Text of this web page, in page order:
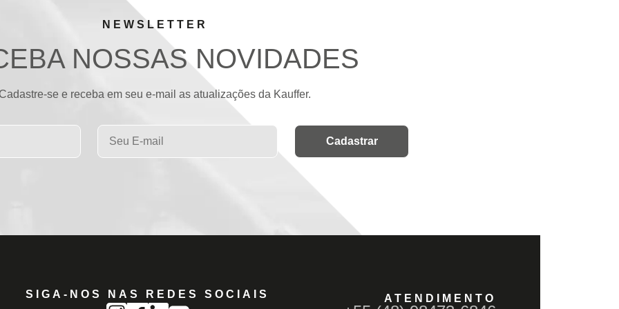
NEWSLETTER
NOSSAS NOVIDADES
se e receba em seu e-mail as atualizações da Kauffer.
SIGA-NOS NAS REDES SOCIAIS ATENDIMENTO